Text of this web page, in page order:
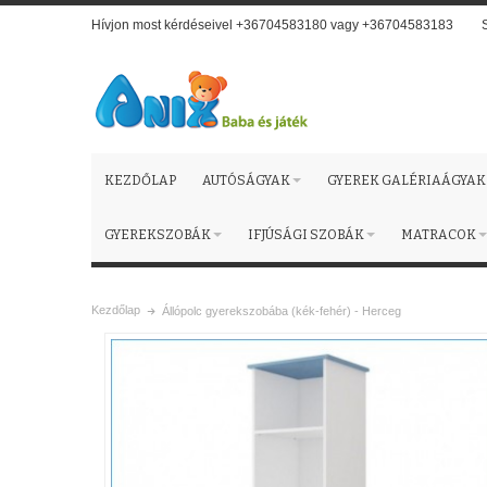
Hívjon most kérdéseivel +36704583180 vagy +36704583183
KEZDŐLAP AUTÓSÁGYAK GYEREK GALÉRIAÁGYAK
GYEREKSZOBÁK IFJÚSÁGI SZOBÁK MATRACOK
Kezdőlap Állópolc gyerekszobába (kék-fehér) - Herceg